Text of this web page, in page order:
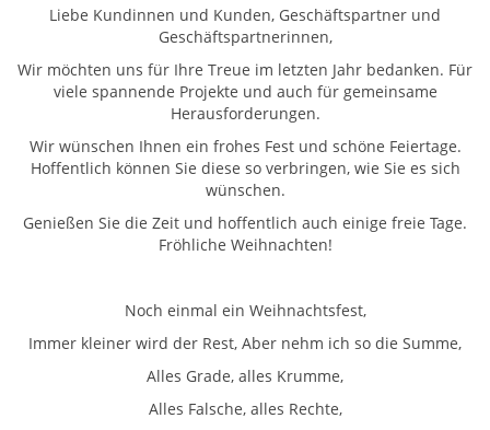
Liebe Kundinnen und Kunden, Geschäftspartner und
Geschäftspartnerinnen,
Wir möchten uns für Ihre Treue im letzten Jahr bedanken. Für
viele spannende Projekte und auch für gemeinsame
Herausforderungen.
Wir wünschen Ihnen ein frohes Fest und schöne Feiertage.
Hoffentlich können Sie diese so verbringen, wie Sie es sich
wünschen.
Genießen Sie die Zeit und hoffentlich auch einige freie Tage.
Fröhliche Weihnachten!
Noch einmal ein Weihnachtsfest,
Immer kleiner wird der Rest, Aber nehm ich so die Summe,
Alles Grade, alles Krumme,
Alles Falsche, alles Rechte,